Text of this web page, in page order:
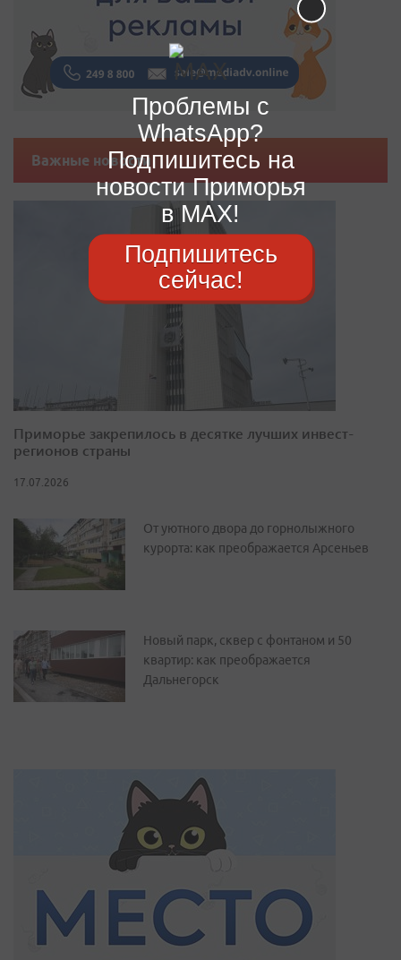
Важные новости
Приморье закрепилось в десятке лучших инвест-
регионов страны
17.07.2026
От уютного двора до горнолыжного
курорта: как преображается Арсеньев
Новый парк, сквер с фонтаном и 50
квартир: как преображается
Дальнегорск
Проблемы с
WhatsApp?
Подпишитесь на
новости Приморья
в MAX!
Подпишитесь
сейчас!